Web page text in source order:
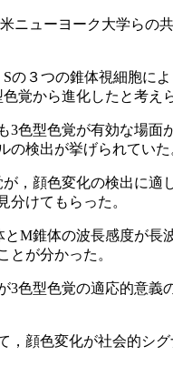
ニューヨーク大学らの
の３つの錐体視細胞に
覚から進化したと考え
3色型色覚が有効な場
の検出が挙げられていた
，顔色変化の検出に
分けてもらった。
M錐体の波長感度が長
とが分かった。
3色型色覚の適応的意
，顔色変化が社会的シ